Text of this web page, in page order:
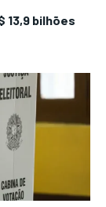
13,9 bilhões